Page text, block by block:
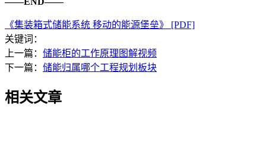
《集装箱式储能系统 移动的能源堡垒》 [PDF]
关键词：
上一篇： 储能柜的工作原理图解视频
下一篇： 储能归属哪个工程规划板块
相关文章